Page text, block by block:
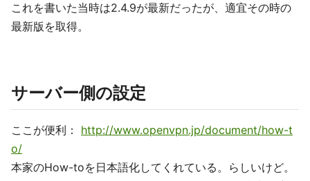
これを書いた当時は2.4.9が最新だったが、適宜その時の
最新版を取得。
サーバー側の設定
ここが便利： http://www.openvpn.jp/document/how-t
o/
本家のHow-toを日本語化してくれている。らしいけど。